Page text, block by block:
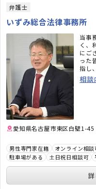
弁護士
いずみ総合法律事務所
当事
く、
にご
った
指し
ール
す。
相談
愛知県名古屋市東区白壁1-
男性専門家在籍 オンライン相談
駐車場がある
土日祝日相談可